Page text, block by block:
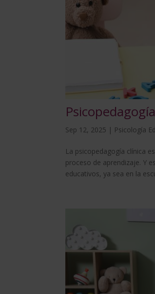
Sep 12, 2025 | Psicología
La psicopedagogía clínica
proceso de aprendizaje. Y
educativos, ya sea en la